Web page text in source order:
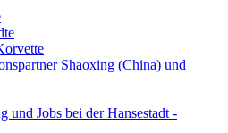
Shaoxing (China) und
und Jobs bei der Hansestadt -